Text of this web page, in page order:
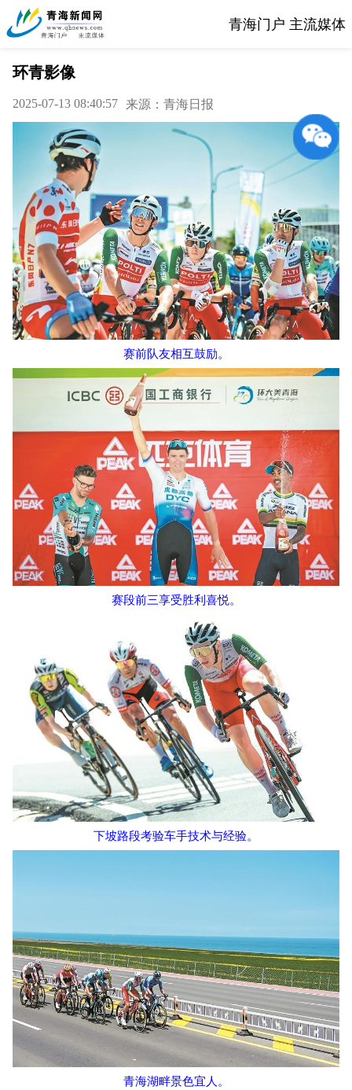
青海门户 主流媒体
环青影像
2025-07-13 08:40:57 来源：青海日报
赛前队友相互鼓励。
赛段前三享受胜利喜悦。
下坡路段考验车手技术与经验。
青海湖畔景色宜人。